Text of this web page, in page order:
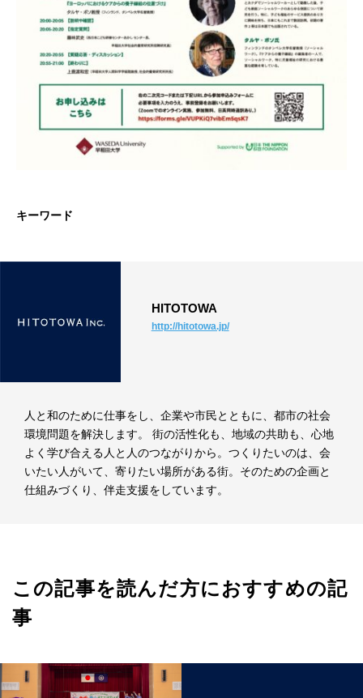
キーワード
HITOTOWA
http://hitotowa.jp/
人と和のために仕事をし、企業や市民とともに、都市の社会
環境問題を解決します。 街の活性化も、地域の共助も、心地
よく学び合える人と人のつながりから。つくりたいのは、会
いたい人がいて、寄りたい場所がある街。そのための企画と
仕組みづくり、伴走支援をしています。
この記事を読んだ方におすすめの記
事